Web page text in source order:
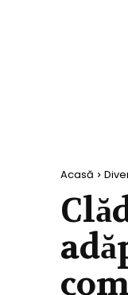
Acasă